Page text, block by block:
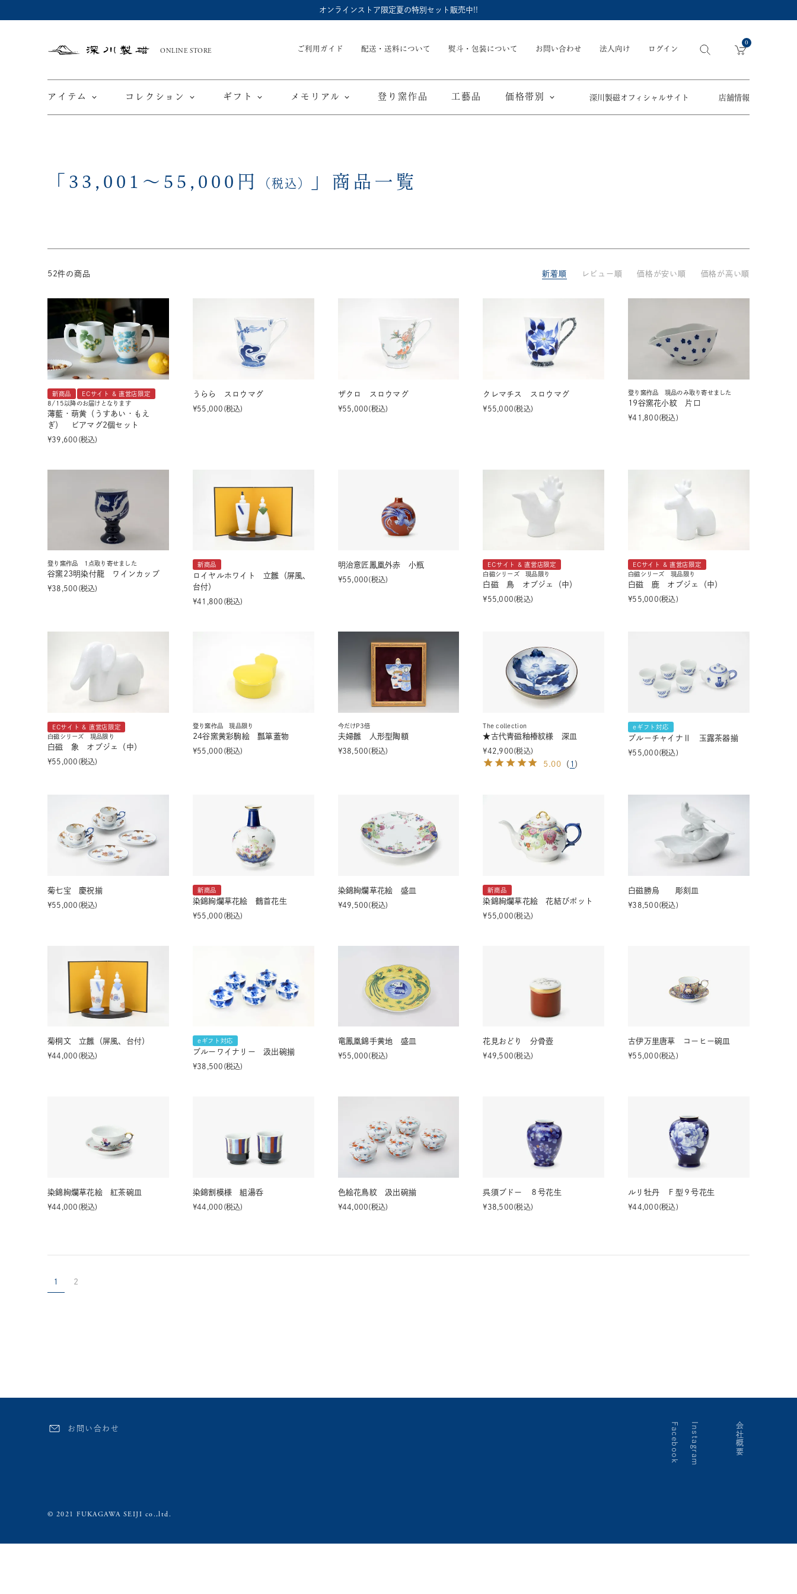
オンラインストア限定夏の特別セット販売中!!
深
ONLINE STORE ご利用ガイド 配送・送料について 熨斗・包装について お問い合わせ 法人向け ログイン
0
アイテム
取り皿
花器／インテリア ボンボニエール
コレクション
てとて ブルーワイナリー ブルーチャイナ
染付 シンプル 動物モチーフ
ギフト
海外へのお土産
メモリアル
仏具
登り窯作品 工藝品 価格帯別
33,001円～55,000円
深川製磁オフィシャルサイト 店舗情報
33,001 ～ 55,000 円 （税込） 」 商品一覧
52件の商品 新着順 レビュー順 価格が安い順 価格が高い順
新商品
ECサイト & 直営店限定
8/15以降のお届けとなります
薄藍・萌黄（うすあい・もえ
ぎ） ビアマグ2個セット
¥39,600 税込
うらら スロウマグ
¥55,000 税込
ザクロ スロウマグ
¥55,000 税込
クレマチス スロウマグ
¥55,000 税込
登り窯作品 現品のみ取り寄せました
19谷窯花小紋 片口
¥41,800 税込
登り窯作品 1点取り寄せました
谷窯23明染付龍 ワインカップ
¥38,500 税込
新商品
ロイヤルホワイト 立雛（屏風、
台付）
¥41,800 税込
明治意匠鳳凰外赤 小瓶
¥55,000 税込
ECサイト & 直営店限定
白磁シリーズ 現品限り
白磁 鳥 オブジェ（中）
¥55,000 税込
ECサイト & 直営店限定
白磁シリーズ 現品限り
白磁 鹿 オブジェ（中）
¥55,000 税込
ECサイト & 直営店限定
白磁シリーズ 現品限り
白磁 象 オブジェ（中）
¥55,000 税込
登り窯作品 現品限り
24谷窯黄彩駒絵 瓢箪蓋物
¥55,000 税込
今だけP3倍
夫婦雛 人形型陶額
¥38,500 税込
The collection
★古代青磁釉椿紋様 深皿
¥42,900 税込
5.00 （ 1 ）
eギフト対応
ブルーチャイナⅡ 玉露茶器揃
¥55,000 税込
菊七宝 慶祝揃
¥55,000 税込
新商品
染錦絢爛草花絵 鶴首花生
¥55,000 税込
染錦絢爛草花絵 盛皿
¥49,500 税込
新商品
染錦絢爛草花絵 花結びポット
¥55,000 税込
白磁勝烏 彫刻皿
¥38,500 税込
菊桐文 立雛（屏風、台付）
¥44,000 税込
eギフト対応
ブルーワイナリー 汲出碗揃
¥38,500 税込
竜鳳凰錦手黄地 盛皿
¥55,000 税込
花見おどり 分骨壺
¥49,500 税込
古伊万里唐草 コーヒー碗皿
¥55,000 税込
染錦絢爛草花絵 紅茶碗皿
¥44,000 税込
染錦割模様 組湯呑
¥44,000 税込
色絵花鳥紋 汲出碗揃
¥44,000 税込
呉須ブドー ８号花生
¥38,500 税込
ルリ牡丹 Ｆ型９号花生
¥44,000 税込
1 2
会社概要
Instagram
Facebook
お問い合わせ
© 2021 FUKAGAWA SEIJI co.,ltd.